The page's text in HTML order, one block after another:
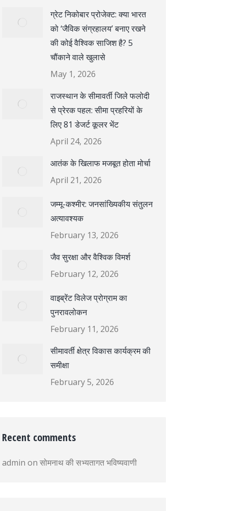
ग्रेट निकोबार प्रोजेक्ट: क्या भारत
को ‘जैविक संग्रहालय’ बनाए रखने
की कोई वैश्विक साजिश है? 5
चौंकाने वाले खुलासे
May 1, 2026
राजस्थान के सीमावर्ती जिले फलोदी
से प्रेरक पहल: सीमा प्रहरियों के
लिए 81 डेजर्ट कूलर भेंट
April 24, 2026
आतंक के खिलाफ मजबूत होता मोर्चा
April 21, 2026
जम्मू-कश्मीर: जनसांख्यिकीय संतुलन
अत्यावश्यक
February 13, 2026
जैव सुरक्षा और वैश्विक विमर्श
February 12, 2026
वाइब्रेंट विलेज प्रोग्राम का
पुनरावलोकन
February 11, 2026
सीमावर्ती क्षेत्र विकास कार्यक्रम की
समीक्षा
February 5, 2026
Recent comments
admin on सोमनाथ की सभ्यतागत भविष्यवाणी